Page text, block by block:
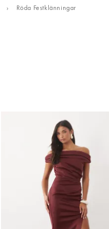
› Röda Festklänningar